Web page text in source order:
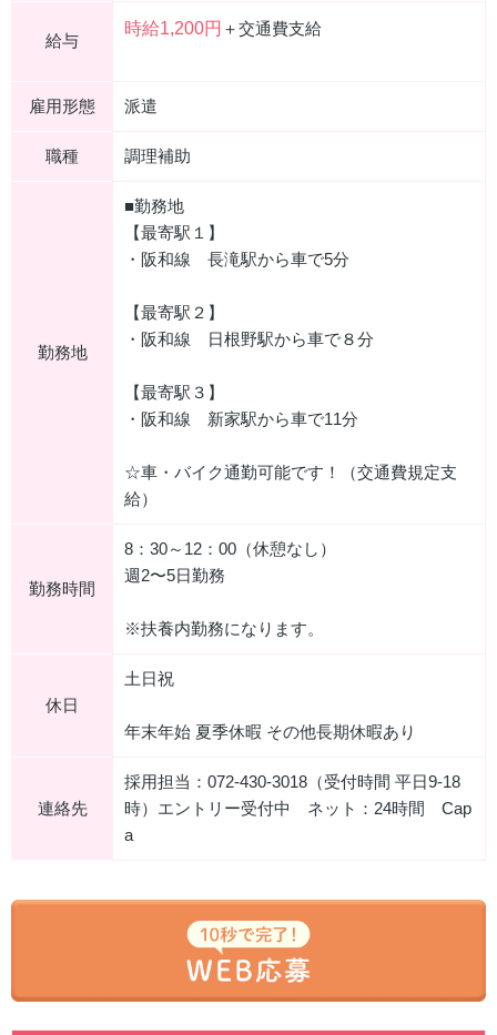
給与
時給1,200円 ＋交通費支給
雇用形態 派遣
職種 調理補助
勤務地
■勤務地
【最寄駅１】
・阪和線 長滝駅から車で5分
【最寄駅２】
・阪和線 日根野駅から車で８分
【最寄駅３】
・阪和線 新家駅から車で11分
☆車・バイク通勤可能です！（交通費規定支
給）
勤務時間
8：30～12：00（休憩なし）
週2〜5日勤務
※扶養内勤務になります。
休日
土日祝
年末年始 夏季休暇 その他長期休暇あり
連絡先
採用担当：072-430-3018（受付時間 平日9-18
時）エントリー受付中 ネット：24時間 Cap
a